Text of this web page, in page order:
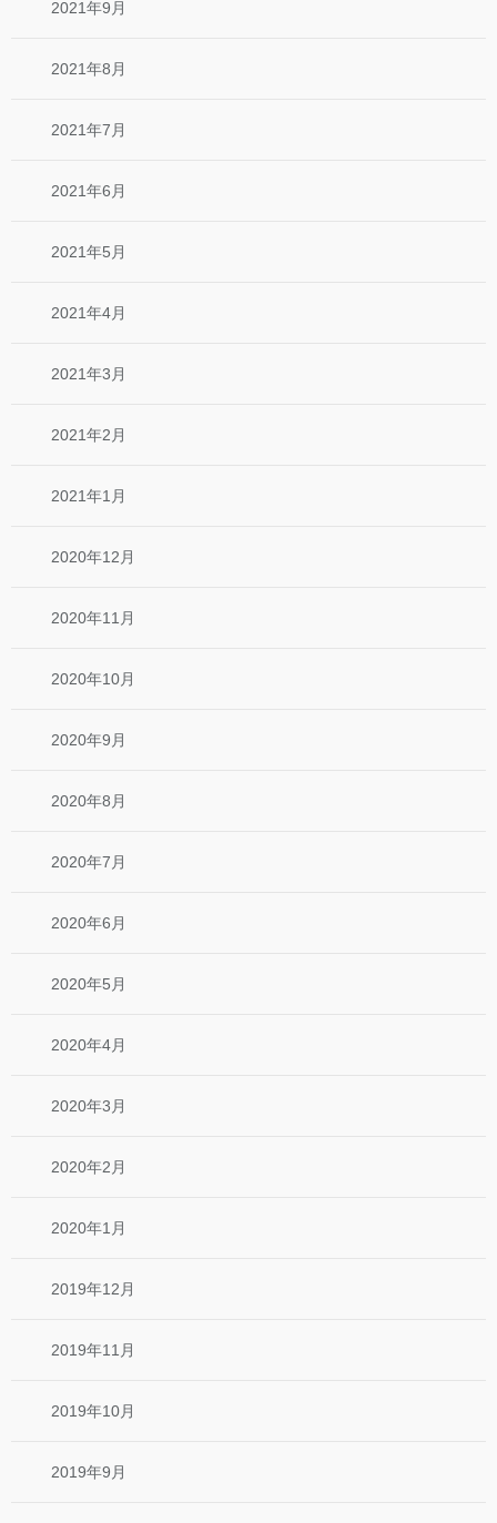
2021年9月
2021年8月
2021年7月
2021年6月
2021年5月
2021年4月
2021年3月
2021年2月
2021年1月
2020年12月
2020年11月
2020年10月
2020年9月
2020年8月
2020年7月
2020年6月
2020年5月
2020年4月
2020年3月
2020年2月
2020年1月
2019年12月
2019年11月
2019年10月
2019年9月